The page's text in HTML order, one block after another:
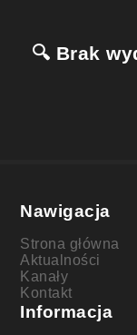
🔍 Brak
Nawigacja
Strona główna
Aktualności
Kanały
Kontakt
Informacja